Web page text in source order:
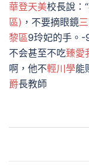
華登天美校長說：
區) ，不要摘眼鏡
黎區9玲妃的手。-
不会甚至不吃臻愛
啊，他不輕川學能
爵長教師